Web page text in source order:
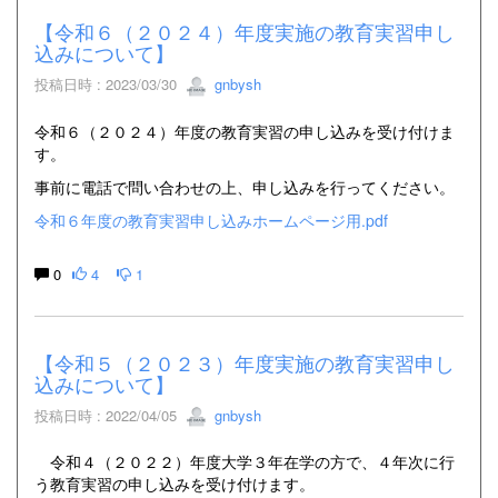
【令和６（２０２４）年度実施の教育実習申し
込みについて】
投稿日時 : 2023/03/30 gnbysh
令和６（２０２４）年度の教育実習の申し込みを受け付けま
す。
事前に電話で問い合わせの上、申し込みを行ってください。
令和６年度の教育実習申し込みホームページ用.pdf
0 4 1
【令和５（２０２３）年度実施の教育実習申し
込みについて】
投稿日時 : 2022/04/05 gnbysh
令和４（２０２２）年度大学３年在学の方で、４年次に行
う教育実習の申し込みを受け付けます。